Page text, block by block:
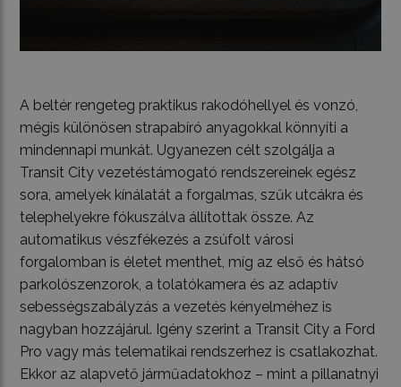
A beltér rengeteg praktikus rakodóhellyel és vonzó,
mégis különösen strapabíró anyagokkal könnyíti a
mindennapi munkát. Ugyanezen célt szolgálja a
Transit City vezetéstámogató rendszereinek egész
sora, amelyek kínálatát a forgalmas, szűk utcákra és
telephelyekre fókuszálva állítottak össze. Az
automatikus vészfékezés a zsúfolt városi
forgalomban is életet menthet, míg az első és hátsó
parkolószenzorok, a tolatókamera és az adaptív
sebességszabályzás a vezetés kényelméhez is
nagyban hozzájárul. Igény szerint a Transit City a Ford
Pro vagy más telematikai rendszerhez is csatlakozhat.
Ekkor az alapvető járműadatokhoz – mint a pillanatnyi